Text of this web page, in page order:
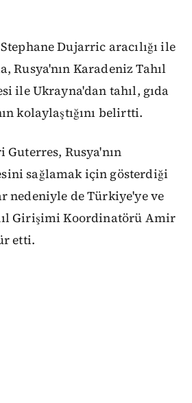
Dujarric aracılığı ile
Rusya'nın Karadeniz Tahıl
ile Ukrayna'dan tahıl, gıda
kolaylaştığını belirtti.
Guterres, Rusya'nın
sağlamak için gösterdiği
nedeniyle de Türkiye'ye ve
Girişimi Koordinatörü Amir
etti.